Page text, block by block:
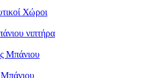
Χώροι
νιπτήρα
Μπάνιου